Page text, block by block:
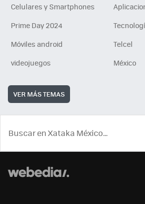
Celulares y Smartphones
Prime Day 2024
Móviles android
Telcel
videojuegos
México
VER MÁS TEMAS